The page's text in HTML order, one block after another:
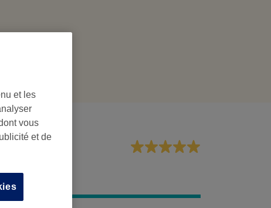
et les
vous
et de